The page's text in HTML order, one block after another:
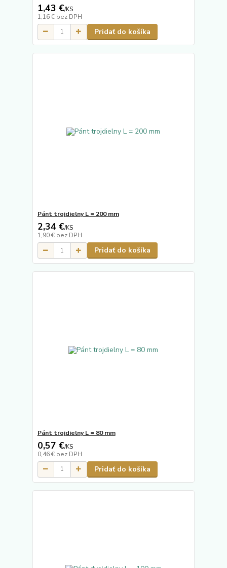
1,43 €/KS
1,16 € bez DPH
Pridať do košíka
Pánt trojdielny L = 200 mm
2,34 €/KS
1,90 € bez DPH
Pridať do košíka
Pánt trojdielny L = 80 mm
0,57 €/KS
0,46 € bez DPH
Pridať do košíka